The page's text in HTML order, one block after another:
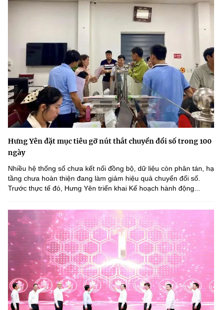
Hưng Yên đặt mục tiêu gỡ nút thắt chuyển đổi số trong 100
ngày
Nhiều hệ thống số chưa kết nối đồng bộ, dữ liệu còn phân tán, hạ
tầng chưa hoàn thiện đang làm giảm hiệu quả chuyển đổi số.
Trước thực tế đó, Hưng Yên triển khai Kế hoạch hành động...